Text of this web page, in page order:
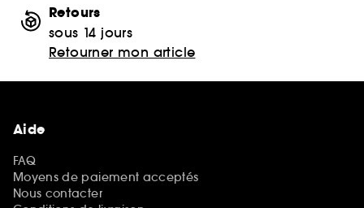
Retours
sous 14 jours
Retourner mon article
Aide
FAQ
Moyens de paiement acceptés
Nous contacter